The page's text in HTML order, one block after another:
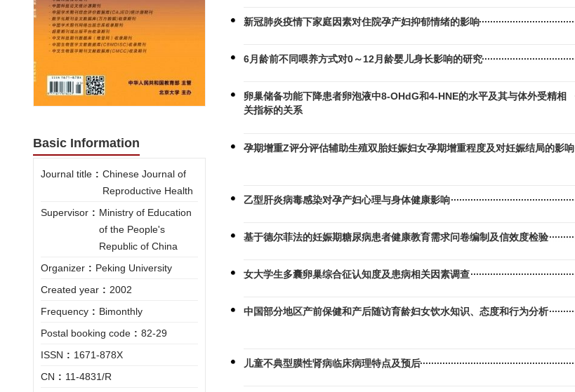
Basic Information
Journal title : Chinese Journal of
Reproductive Health
Supervisor : Ministry of Education
of the People's
Republic of China
Organizer : Peking University
Created year : 2002
Frequency : Bimonthly
Postal booking code : 82-29
ISSN : 1671-878X
CN : 11-4831/R
新冠肺炎疫情下家庭因素对住院孕产妇抑郁情绪的影响
6月龄前不同喂养方式对0～12月龄婴儿身长影响的研究
卵巢储备功能下降患者卵泡液中8-OHdG和4-HNE的水平及其与体外受精相
关指标的关系
孕期增重Z评分评估辅助生殖双胎妊娠妇女孕期增重程度及对妊娠结局的影响
乙型肝炎病毒感染对孕产妇心理与身体健康影响
基于德尔菲法的妊娠期糖尿病患者健康教育需求问卷编制及信效度检验
女大学生多囊卵巢综合征认知度及患病相关因素调查
中国部分地区产前保健和产后随访育龄妇女饮水知识、态度和行为分析
儿童不典型膜性肾病临床病理特点及预后